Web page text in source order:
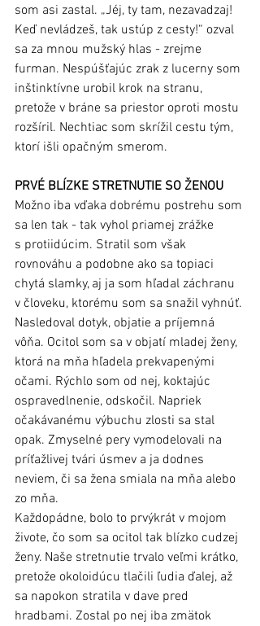
som asi zastal. „Jéj, ty tam, nezavadzaj!
Keď nevládzeš, tak ustúp z cesty!“ ozval
sa za mnou mužský hlas - zrejme
furman. Nespúšťajúc zrak z lucerny som
inštinktívne urobil krok na stranu,
pretože v bráne sa priestor oproti mostu
rozšíril. Nechtiac som skrížil cestu tým,
ktorí išli opačným smerom.
PRVÉ BLÍZKE STRETNUTIE SO ŽENOU
Možno iba vďaka dobrému postrehu som
sa len tak - tak vyhol priamej zrážke
s protiidúcim. Stratil som však
rovnováhu a podobne ako sa topiaci
chytá slamky, aj ja som hľadal záchranu
v človeku, ktorému som sa snažil vyhnúť.
Nasledoval dotyk, objatie a príjemná
vôňa. Ocitol som sa v objatí mladej ženy,
ktorá na mňa hľadela prekvapenými
očami. Rýchlo som od nej, koktajúc
ospravedlnenie, odskočil. Napriek
očakávanému výbuchu zlosti sa stal
opak. Zmyselné pery vymodelovali na
príťažlivej tvári úsmev a ja dodnes
neviem, či sa žena smiala na mňa alebo
zo mňa.
Každopádne, bolo to prvýkrát v mojom
živote, čo som sa ocitol tak blízko cudzej
ženy. Naše stretnutie trvalo veľmi krátko,
pretože okoloidúcu tlačili ľudia ďalej, až
sa napokon stratila v dave pred
hradbami. Zostal po nej iba zmätok